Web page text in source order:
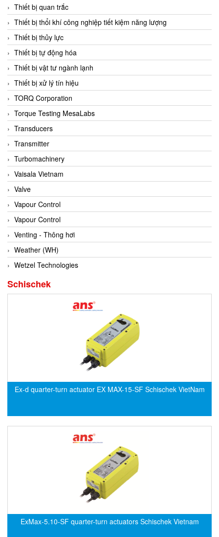
Codel
Cofimco
Coltraco
Comat Releco
Comax
COMETECH VietNam
COMFILE Technology
Conch
Conductix/ WAMPFLER
Contrec
Contrinex
Control Solution Minesota
Copeland
Cortem
Cosa Xentaur
Cosil
Coulton
Crouzet
Crowcon
Crutec Dust Zero Vietnam
cs-instruments
Cygnus
Datexel
Thiết bị quan trắc
Thiết bị thổi khí công nghiệp tiết kiệm năng lượng
Thiết bị thủy lực
Thiết bị tự động hóa
Thiết bị vật tư ngành lạnh
Thiết bị xử lý tín hiệu
TORQ Corporation
Torque Testing MesaLabs
Transducers
Transmitter
Turbomachinery
Vaisala Vietnam
Valve
Vapour Control
Vapour Control
Venting - Thông hơi
Weather (WH)
Wetzel Technologies
Schischek
Ex-d quarter-turn actuator EX MAX-15-SF Schischek VietNam
ExMax-5.10-SF quarter-turn actuators Schischek Vietnam